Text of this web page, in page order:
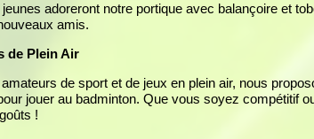
adoreront notre portique avec balançoire et
amis.
de Plein Air
de sport et de jeux en plein air, nous
jouer au badminton. Que vous soyez compétitif
!